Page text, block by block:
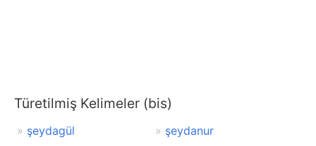
Türetilmiş Kelimeler (bis)
şeydagül
şeydanur